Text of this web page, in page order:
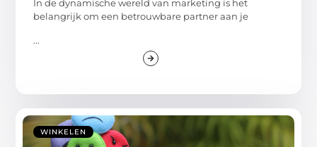
In de dynamische wereld van marketing is het
belangrijk om een betrouwbare partner aan je
...
WINKELEN